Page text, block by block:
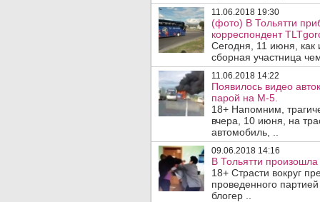
11.06.2018 19:30
(фото) В Тольятти
корреспондент
Сегодня, 11 июня,
сборная участница
11.06.2018 14:22
Появилось видео
парой на М-5.
18+ Напомним,
вчера, 10 июня, на
автомобиль, ..
09.06.2018 14:16
В Тольятти
18+ Страсти вокруг
проведенного
блогер ..